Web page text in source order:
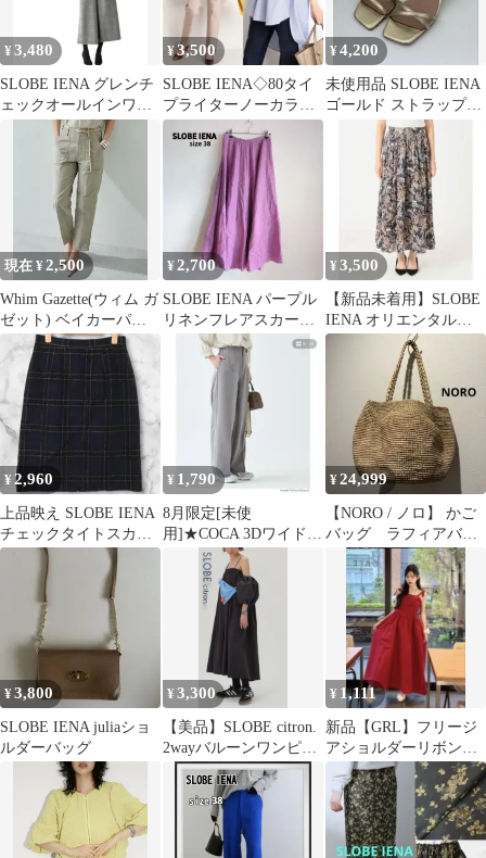
¥3,480
SLOBE IENA グレンチ
ェックオールインワ
ン S Vネック ウー
¥3,500
SLOBE IENA◇80タイ
プライターノーカラー
チュニックシャツ ホ
ワイト 白
¥4,200
未使用品 SLOBE IENA
ゴールド ストラップサ
ンダル 23cm
現在 ¥2,500
Whim Gazette(ウィム ガ
ゼット) ベイカーパン
ツ 未使用
¥2,700
SLOBE IENA パープル
リネンフレアスカート
麻スカート ラプンツェ
¥ 3,500
【新品未着用】SLOBE
IENA オリエンタルプ
リントボリュームスカ
¥2,960
上品映え SLOBE IENA
チェックタイトスカー
ト 38 高級ウール 日本
¥ 1,790
8月限定[未使
用]★COCA 3Dワイドパ
ンツ グレー
¥24,999
【NORO / ノロ】 かご
バッグ ラフィアバッ
¥3,800
SLOBE IENA juliaショ
ルダーバッグ
¥3,300
【美品】SLOBE citron.
2wayバルーンワンピー
ス ブラック
¥ 1,111
新品【GRL】フリージ
アショルダーリボンフ
レアワンピース[ru1168]